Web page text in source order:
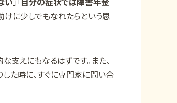
けに少しでもなれたらという思
支えにもなるはずです。また、
た時に、すぐに専門家に問い合